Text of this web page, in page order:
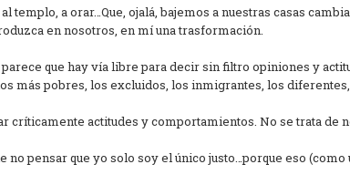
templo, a orar…Que, ojalá, bajemos a nuestras casas
en nosotros, en mí una trasformación.
que hay vía libre para decir sin filtro opiniones y
más pobres, los excluidos, los inmigrantes, los
críticamente actitudes y comportamientos. No se trata de
no pensar que yo solo soy el único justo…porque eso